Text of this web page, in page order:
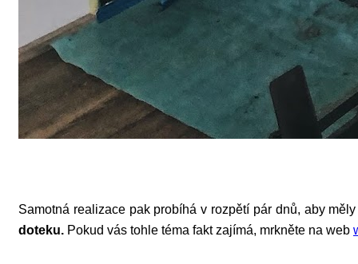
Samotná realizace pak probíhá v rozpětí pár dnů, aby
doteku. Pokud vás tohle téma fakt zajímá, mrkněte na web